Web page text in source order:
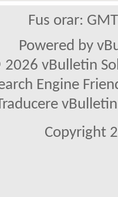
Fus orar:
Powered by
vBulletin
Engine
Copyright